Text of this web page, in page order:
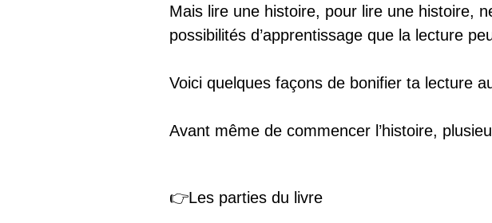
Mais lire une histoire, pour lire une histoire,
possibilités d’apprentissage que la lecture
Voici quelques façons de bonifier ta lecture
Avant même de commencer l’histoire,
👉Les parties du livre